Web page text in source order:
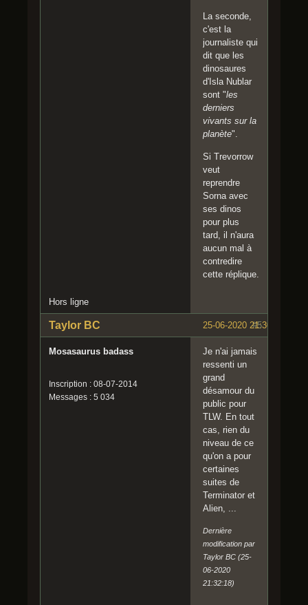
La seconde,
c'est la
journaliste qui
dit que les
dinosaures
d'Isla Nublar
sont "les
derniers
vivants sur la
planète".
Si Trevorrow
veut
reprendre
Sorna avec
ses dinos
pour plus
tard, il n'aura
aucun mal à
contredire
cette réplique.
Hors ligne
#5
25-06-2020 21:30:14
Taylor BC
Mosasaurus badass
Inscription : 08-07-2014
Messages : 5 034
Je n'ai jamais
ressenti un
grand
désamour du
public pour
TLW. En tout
cas, rien du
niveau de ce
qu'on a pour
certaines
suites de
Terminator et
Alien, ...
Dernière
modification par
Taylor BC (25-
06-2020
21:32:18)